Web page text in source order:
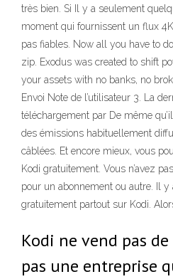
très bien. Si Il y a seulement
moment qui fournissent un flux
pas fiables. Now all you have to
zip. Exodus was created to shift
your assets with no banks, no
Envoi Note de l’utilisateur 3. La
téléchargement par De même
des émissions habituellement
câblées. Et encore mieux, vous
Kodi gratuitement. Vous n’avez
pour un abonnement ou autre. Il
gratuitement partout sur Kodi.
Kodi ne vend pas
pas une entreprise